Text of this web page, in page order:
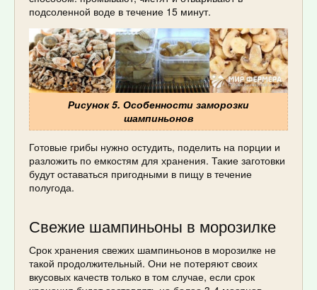
подсоленной воде в течение 15 минут.
Рисунок 5. Особенности заморозки
шампиньонов
Готовые грибы нужно остудить, поделить на порции и
разложить по емкостям для хранения. Такие заготовки
будут оставаться пригодными в пищу в течение
полугода.
Свежие шампиньоны в морозилке
Срок хранения свежих шампиньонов в морозилке не
такой продолжительный. Они не потеряют своих
вкусовых качеств только в том случае, если срок